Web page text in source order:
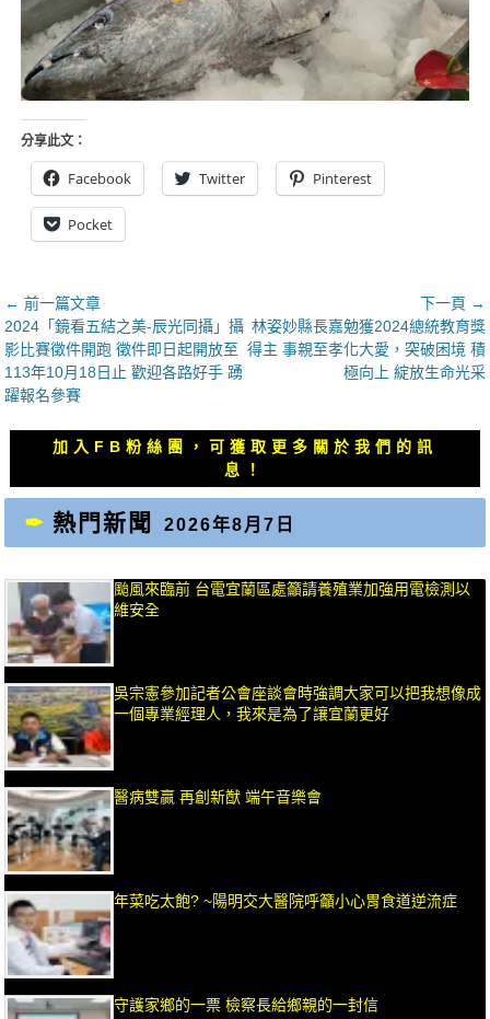
分享此文：
Facebook Twitter Pinterest
Pocket
文
章
導
覽
← 前一篇文章
上
一
篇
文
2024「鏡看五結之美-辰光同攝」攝
影比賽徵件開跑 徵件即日起開放至
113年10月18日止 歡迎各路好手 踴
躍報名參賽
下一頁 →
下
一
林姿妙縣長嘉勉獲2024總統教育獎
得主 事親至孝化大愛，突破困境 積
極向上 綻放生命光采
加入FB粉絲團，可獲取更多關於我們的訊
息！
熱門新聞 2026年8月7日
颱風來臨前 台電宜蘭區處籲請養殖業加強用電檢測以
維安全
吳宗憲參加記者公會座談會時強調大家可以把我想像成
一個專業經理人，我來是為了讓宜蘭更好
醫病雙贏 再創新猷 端午音樂會
年菜吃太飽? ~陽明交大醫院呼籲小心胃食道逆流症
守護家鄉的一票 檢察長給鄉親的一封信